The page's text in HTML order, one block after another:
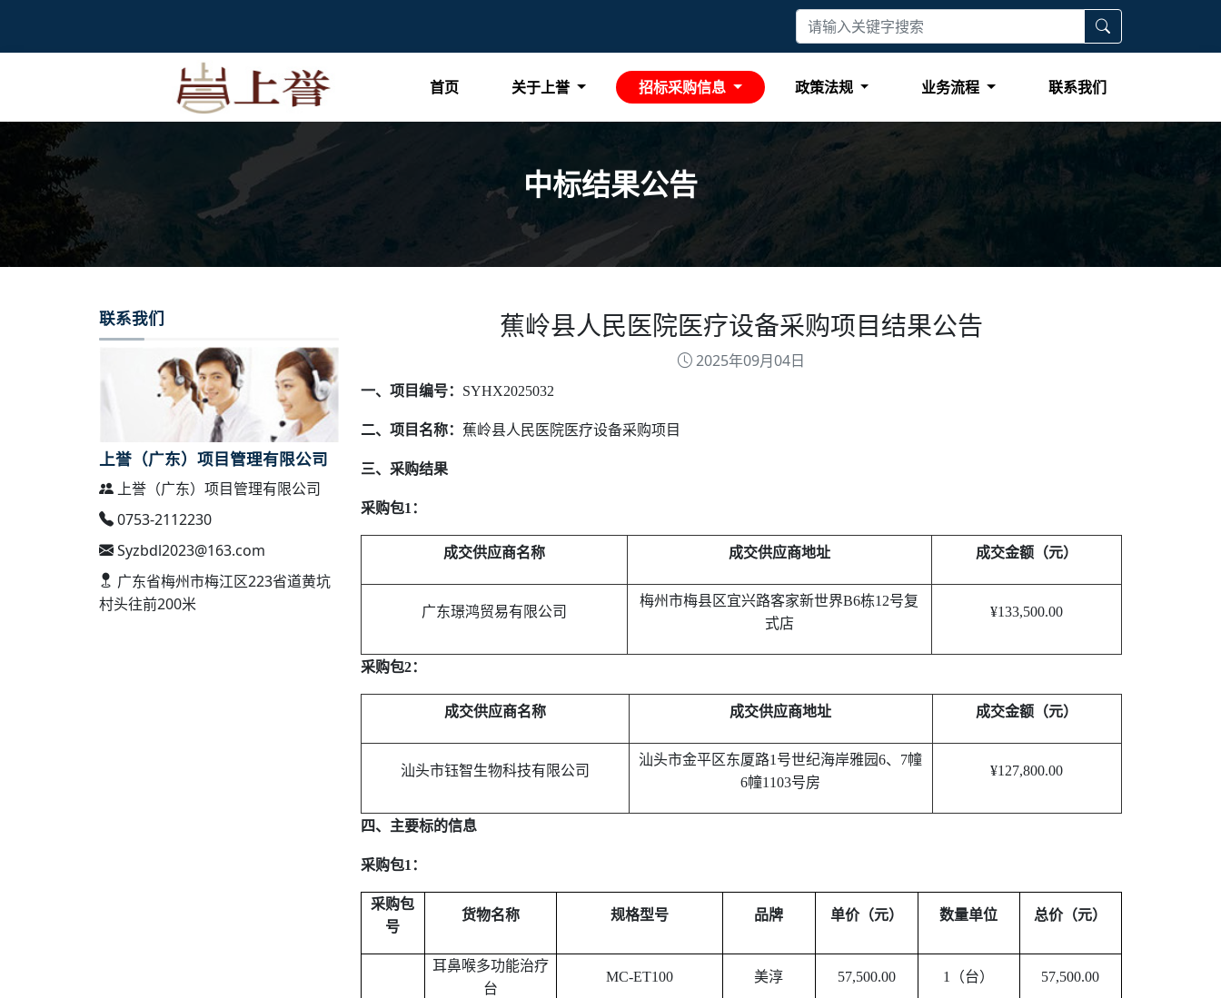
首页 关于上誉 招标采购信息 政策法规 业务流程 联系我们
中标结果公告
联系我们
上誉（广东）项目管理有限公司
上誉（广东）项目管理有限公司
0753-2112230
Syzbdl2023@163.com
广东省梅州市梅江区223省道黄坑
村头往前200米
蕉岭县人民医院医疗设备采购项目结果公告
2025年09月04日
一、项目编号： SYHX2025032
二、项目名称： 蕉岭县人民医院医疗设备采购项目
三、采购结果
采购包1 ：
成交供应商名称 成交供应商地址 成交金额（元）
广东璟鸿贸易有限公司
梅州市梅县区宜兴路客家新世界B6栋12号复
式店
¥133,500.00
采购包2：
成交供应商名称 成交供应商地址 成交金额（元）
汕头市钰智生物科技有限公司
汕头市金平区东厦路1 号世纪海岸雅园6、 7幢
6幢1103号房
¥127,800.00
四、主要标的信息
采购包1 ：
采购包
号
货物名称 规格型号 品牌 单价（元） 数量单位 总价（元）
耳鼻喉多功能治疗
台
MC-ET100 美淳 57,500.00 1 （台） 57,500.00